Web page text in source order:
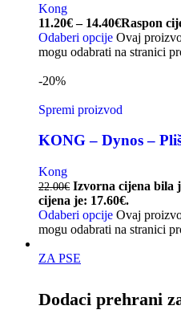
Kong
11.20€ – 14.40€Raspon
Odaberi opcije Ovaj
mogu odabrati na stranici
-20%
Spremi proizvod
KONG – Dynos –
Kong
22.00€ Izvorna cijena bila
cijena je: 17.60€.
Odaberi opcije Ovaj
mogu odabrati na stranici
ZA PSE
Dodaci prehrani